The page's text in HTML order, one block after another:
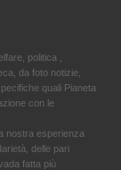
politica ,
da foto notizie,
quali Pianeta
con le
nostra esperienza
delle pari
fatta più